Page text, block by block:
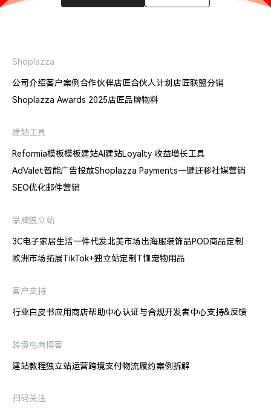
Shoplazza
公司介绍客户案例 合作伙伴店匠合伙人计划 店匠联盟分销
Shoplazza Awards 2025店匠品牌物料
建站工具
Reformia模板模板建站AI建站Loyalty 收益增长工具
AdValet智能广告投放Shoplazza Payments一键迁移社媒营销
SEO优化邮件营销
品牌独立站
3C电子家居生活一件代发北美市场出海服装饰品POD商品定制
欧洲市场拓展TikTok+独立站定制T恤宠物用品
客户支持
行业白皮书应用商店帮助中心认证与合规开发者中心支持&反馈
跨境电商博客
建站教程独立站运营跨境支付物流履约案例拆解
扫码关注